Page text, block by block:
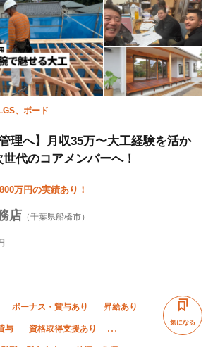
、ボード
理へ】月収35万〜大工経験を活か
代のコアメンバーへ！
万円の実績あり！
店 （千葉県船橋市）
ボーナス・賞与あり 昇給あり
与 資格取得支援あり
気になる